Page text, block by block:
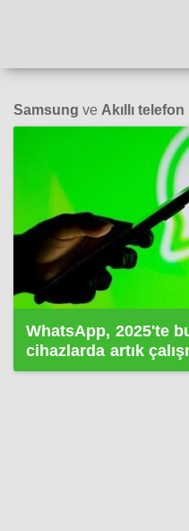
Samsung ve Akıllı telefon
WhatsApp, 2025'te
cihazlarda artık